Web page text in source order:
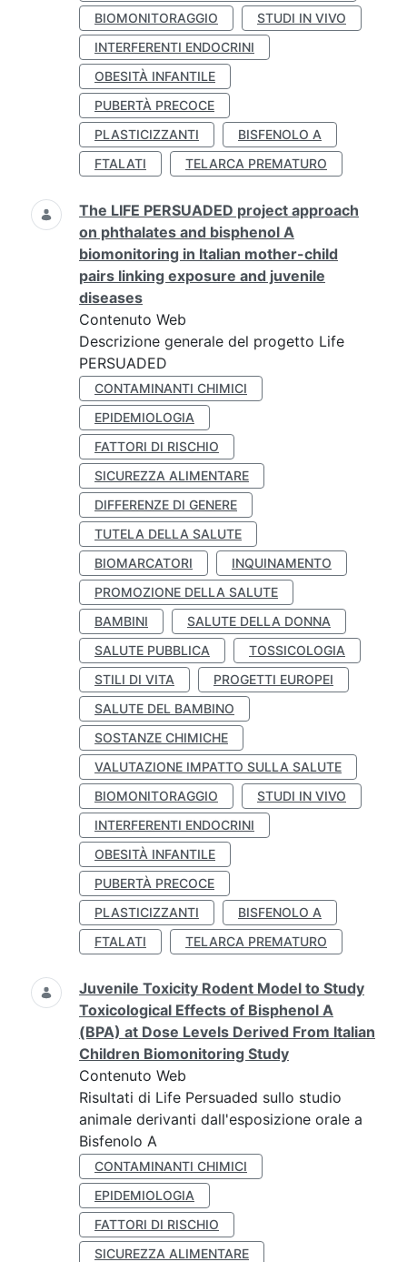
BIOMONITORAGGIO
STUDI IN VIVO
INTERFERENTI ENDOCRINI
OBESITÀ INFANTILE
PUBERTÀ PRECOCE
PLASTICIZZANTI
BISFENOLO A
FTALATI
TELARCA PREMATURO
The LIFE PERSUADED project approach
on phthalates and bisphenol A
biomonitoring in Italian mother-child
pairs linking exposure and juvenile
diseases
Contenuto Web
Descrizione generale del progetto Life
PERSUADED
CONTAMINANTI CHIMICI
EPIDEMIOLOGIA
FATTORI DI RISCHIO
SICUREZZA ALIMENTARE
DIFFERENZE DI GENERE
TUTELA DELLA SALUTE
BIOMARCATORI
INQUINAMENTO
PROMOZIONE DELLA SALUTE
BAMBINI
SALUTE DELLA DONNA
SALUTE PUBBLICA
TOSSICOLOGIA
STILI DI VITA
PROGETTI EUROPEI
SALUTE DEL BAMBINO
SOSTANZE CHIMICHE
VALUTAZIONE IMPATTO SULLA SALUTE
BIOMONITORAGGIO
STUDI IN VIVO
INTERFERENTI ENDOCRINI
OBESITÀ INFANTILE
PUBERTÀ PRECOCE
PLASTICIZZANTI
BISFENOLO A
FTALATI
TELARCA PREMATURO
Juvenile Toxicity Rodent Model to Study
Toxicological Effects of Bisphenol A
(BPA) at Dose Levels Derived From Italian
Children Biomonitoring Study
Contenuto Web
Risultati di Life Persuaded sullo studio
animale derivanti dall'esposizione orale a
Bisfenolo A
CONTAMINANTI CHIMICI
EPIDEMIOLOGIA
FATTORI DI RISCHIO
SICUREZZA ALIMENTARE